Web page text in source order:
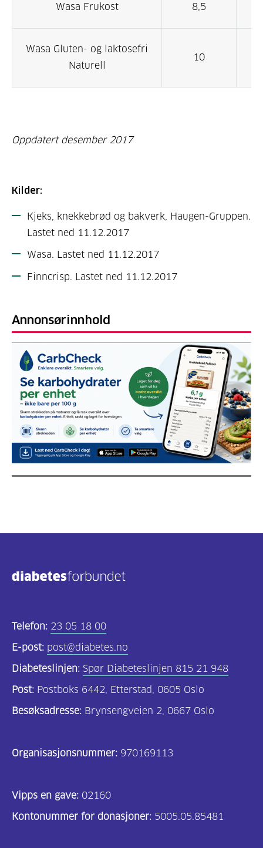
Wasa Frukost 8,5
Wasa Gluten- og laktosefri
Naturell
10
Oppdatert desember 2017
Kilder:
Kjeks, knekkebrød og bakverk, Haugen-Gruppen.
Lastet ned 11.12.2017
Wasa. Lastet ned 11.12.2017
Finncrisp. Lastet ned 11.12.2017
Annonsørinnhold
Telefon: 23 05 18 00
E-post: post@diabetes.no
Diabeteslinjen: Spør Diabeteslinjen 815 21 948
Post: Postboks 6442, Etterstad, 0605 Oslo
Besøksadresse: Brynsengveien 2, 0667 Oslo
Organisasjonsnummer: 970169113
Vipps en gave: 02160
Kontonummer for donasjoner: 5005.05.85481